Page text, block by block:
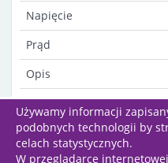
Używamy informacji
podobnych technologii by
celach statystycznych.
W przeglądarce
Napięcie
Prąd
Opis
Uwagi